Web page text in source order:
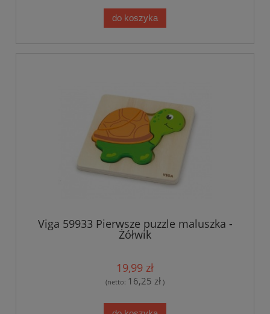
do koszyka
Viga 59933 Pierwsze puzzle maluszka -
Żółwik
19,99 zł
(netto: 16,25 zł )